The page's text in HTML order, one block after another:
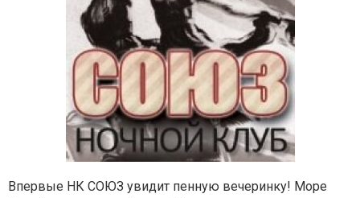
Впервые НК СОЮЗ увидит пенную вечеринку! Море